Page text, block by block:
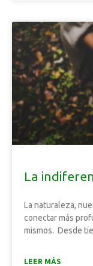
La
La naturaleza,
conectar más
mismos. Desde
LEER MÁS